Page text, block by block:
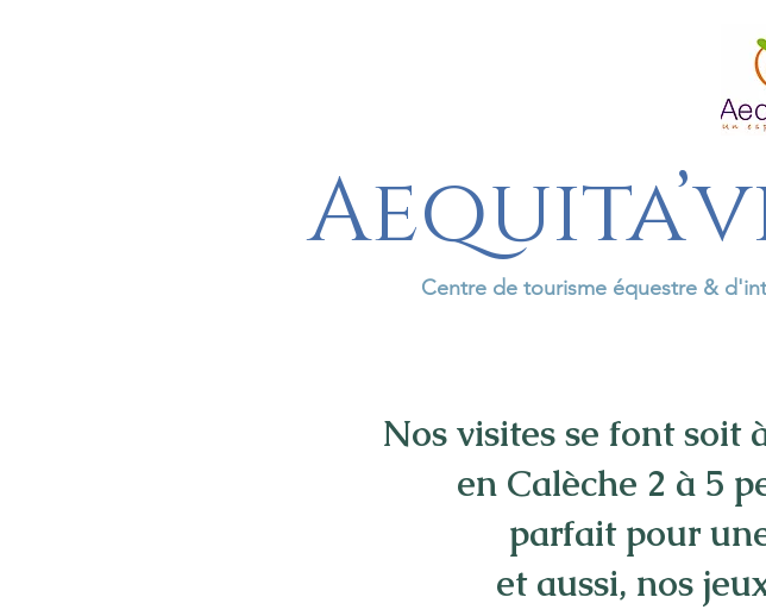
Centre de tourisme équestre &
Nos visites se font soit
en Calèche 2 à 5
parfait pour
et aussi, nos